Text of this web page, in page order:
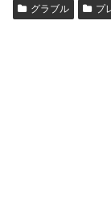
グラブル プ